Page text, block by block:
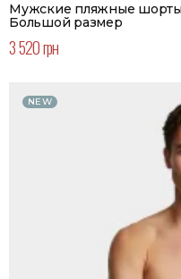
Мужские пляжные шорты
Большой размер
3 520 грн
NEW